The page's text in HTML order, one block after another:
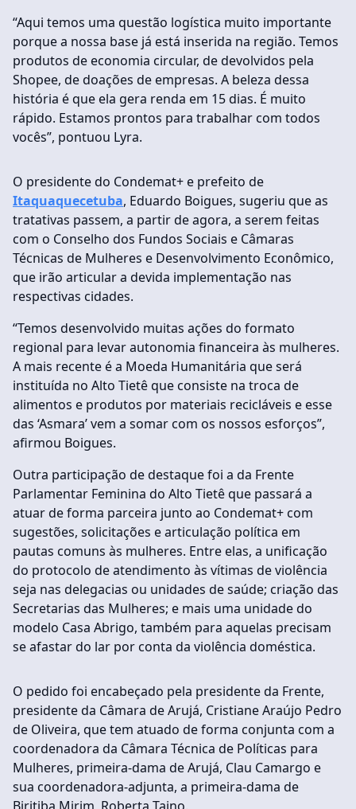
“Aqui temos uma questão logística muito importante
porque a nossa base já está inserida na região. Temos
produtos de economia circular, de devolvidos pela
Shopee, de doações de empresas. A beleza dessa
história é que ela gera renda em 15 dias. É muito
rápido. Estamos prontos para trabalhar com todos
vocês”, pontuou Lyra.
O presidente do Condemat+ e prefeito de
Itaquaquecetuba, Eduardo Boigues, sugeriu que as
tratativas passem, a partir de agora, a serem feitas
com o Conselho dos Fundos Sociais e Câmaras
Técnicas de Mulheres e Desenvolvimento Econômico,
que irão articular a devida implementação nas
respectivas cidades.
“Temos desenvolvido muitas ações do formato
regional para levar autonomia financeira às mulheres.
A mais recente é a Moeda Humanitária que será
instituída no Alto Tietê que consiste na troca de
alimentos e produtos por materiais recicláveis e esse
das ‘Asmara’ vem a somar com os nossos esforços”,
afirmou Boigues.
Outra participação de destaque foi a da Frente
Parlamentar Feminina do Alto Tietê que passará a
atuar de forma parceira junto ao Condemat+ com
sugestões, solicitações e articulação política em
pautas comuns às mulheres. Entre elas, a unificação
do protocolo de atendimento às vítimas de violência
seja nas delegacias ou unidades de saúde; criação das
Secretarias das Mulheres; e mais uma unidade do
modelo Casa Abrigo, também para aquelas precisam
se afastar do lar por conta da violência doméstica.
O pedido foi encabeçado pela presidente da Frente,
presidente da Câmara de Arujá, Cristiane Araújo Pedro
de Oliveira, que tem atuado de forma conjunta com a
coordenadora da Câmara Técnica de Políticas para
Mulheres, primeira-dama de Arujá, Clau Camargo e
sua coordenadora-adjunta, a primeira-dama de